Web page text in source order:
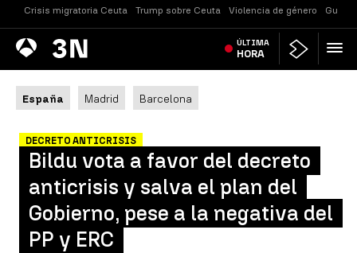
Crisis migratoria Ceuta Trump sobre Ceuta Violencia de género
Antena
3 Noticias ÚLTIMA
HORA
España Madrid Barcelona
DECRETO ANTICRISIS
Bildu vota a favor del decreto
anticrisis y salva el plan del
Gobierno, pese a la negativa del
PP y ERC